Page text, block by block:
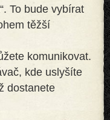
To bude vybírat
těžší
komunikovat.
kde uslyšíte
dostanete